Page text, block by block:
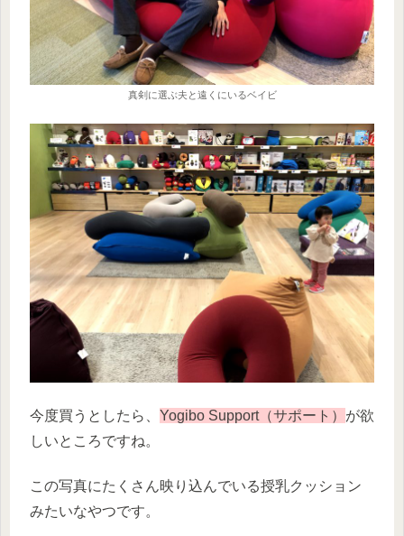
真剣に選ぶ夫と遠くにいるベイビ
今度買うとしたら、 Yogibo Support（サポート） が欲
しいところですね。
この写真にたくさん映り込んでいる授乳クッション
みたいなやつです。